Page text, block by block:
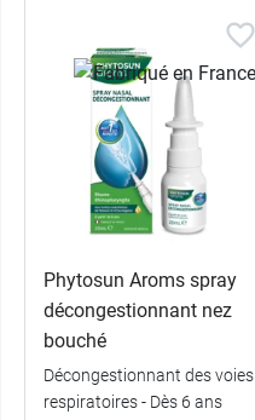
Phytosun Aroms spray
décongestionnant nez
bouché
Décongestionnant des voies
respiratoires - Dès 6 ans